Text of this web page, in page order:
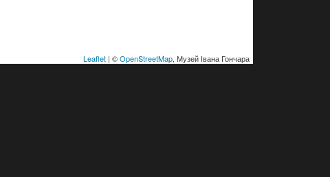
Leaflet | ©OpenStreetMap, Музей Івана Гончара